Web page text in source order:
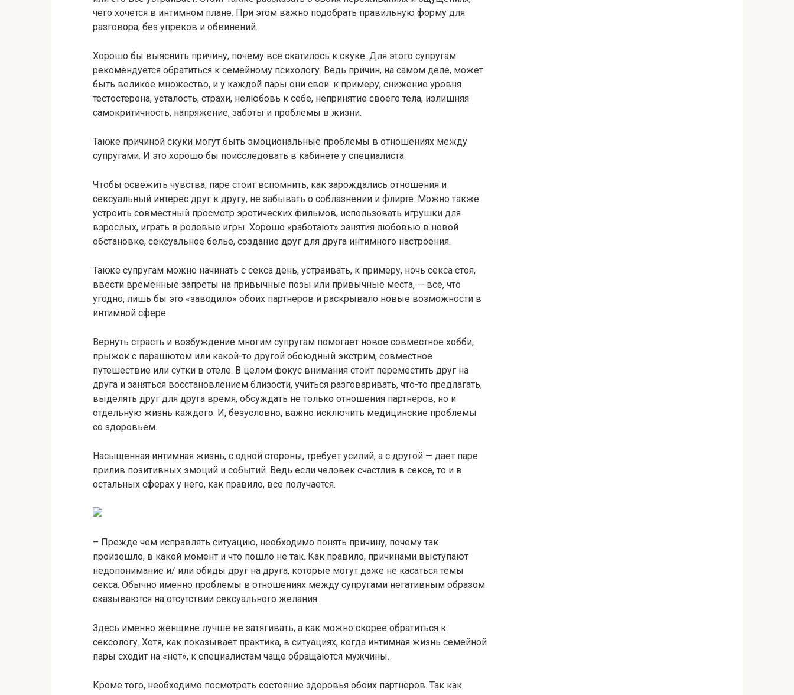
чего хочется в интимном плане. При этом важно подобрать правильную форму для
разговора, без упреков и обвинений.
Хорошо бы выяснить причину, почему все скатилось к скуке. Для этого супругам
рекомендуется обратиться к семейному психологу. Ведь причин, на самом деле, может
быть великое множество, и у каждой пары они свои: к примеру, снижение уровня
тестостерона, усталость, страхи, нелюбовь к себе, непринятие своего тела, излишняя
самокритичность, напряжение, заботы и проблемы в жизни.
Также причиной скуки могут быть эмоциональные проблемы в отношениях между
супругами. И это хорошо бы поисследовать в кабинете у специалиста.
Чтобы освежить чувства, паре стоит вспомнить, как зарождались отношения и
сексуальный интерес друг к другу, не забывать о соблазнении и флирте. Можно также
устроить совместный просмотр эротических фильмов, использовать игрушки для
взрослых, играть в ролевые игры. Хорошо «работают» занятия любовью в новой
обстановке, сексуальное белье, создание друг для друга интимного настроения.
Также супругам можно начинать с секса день, устраивать, к примеру, ночь секса стоя,
ввести временные запреты на привычные позы или привычные места, — все, что
угодно, лишь бы это «заводило» обоих партнеров и раскрывало новые возможности в
интимной сфере.
Вернуть страсть и возбуждение многим супругам помогает новое совместное хобби,
прыжок с парашютом или какой-то другой обоюдный экстрим, совместное
путешествие или сутки в отеле. В целом фокус внимания стоит переместить друг на
друга и заняться восстановлением близости, учиться разговаривать, что-то предлагать,
выделять друг для друга время, обсуждать не только отношения партнеров, но и
отдельную жизнь каждого. И, безусловно, важно исключить медицинские проблемы
со здоровьем.
Насыщенная интимная жизнь, с одной стороны, требует усилий, а с другой — дает паре
прилив позитивных эмоций и событий. Ведь если человек счастлив в сексе, то и в
остальных сферах у него, как правило, все получается.
– Прежде чем исправлять ситуацию, необходимо понять причину, почему так
произошло, в какой момент и что пошло не так. Как правило, причинами выступают
недопонимание и/ или обиды друг на друга, которые могут даже не касаться темы
секса. Обычно именно проблемы в отношениях между супругами негативным образом
сказываются на отсутствии сексуального желания.
Здесь именно женщине лучше не затягивать, а как можно скорее обратиться к
сексологу. Хотя, как показывает практика, в ситуациях, когда интимная жизнь семейной
пары сходит на «нет», к специалистам чаще обращаются мужчины.
Кроме того, необходимо посмотреть состояние здоровья обоих партнеров. Так как